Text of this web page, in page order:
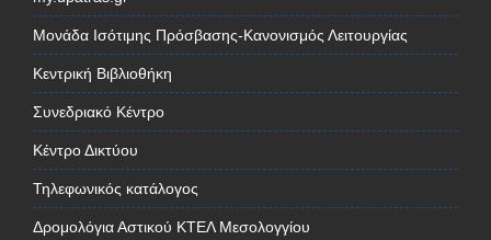
Μονάδα Ισότιμης Πρόσβασης-Κανονισμός Λειτουργίας
Κεντρική Βιβλιοθήκη
Συνεδριακό Κέντρο
Κέντρο Δικτύου
Τηλεφωνικός κατάλογος
Δρομολόγια Αστικού ΚΤΕΛ Μεσολογγίου